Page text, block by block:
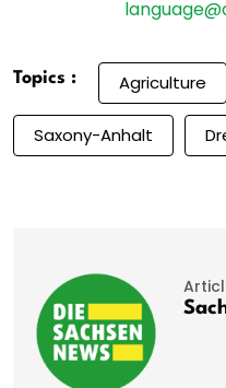
Topics : Agriculture
Saxony-Anhalt